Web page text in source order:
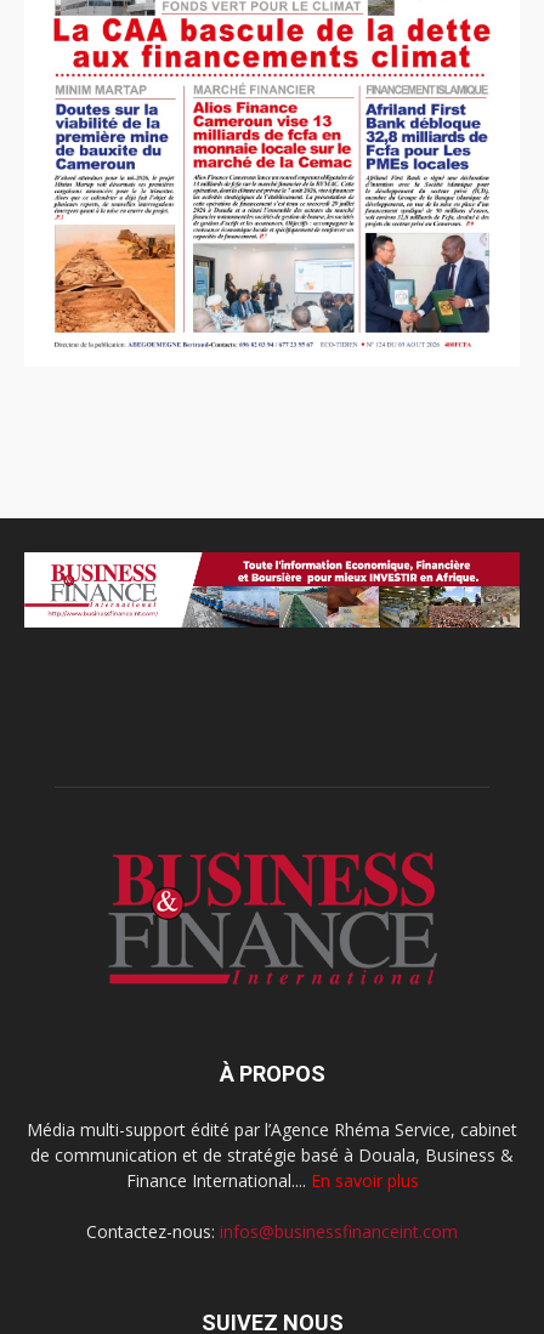
À PROPOS
Média multi-support édité par l’Agence Rhéma Service, cabinet
de communication et de stratégie basé à Douala, Business &
Finance International.... En savoir plus
Contactez-nous: infos@businessfinanceint.com
SUIVEZ NOUS